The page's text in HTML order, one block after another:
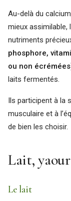
Au-delà du
mieux
nutriments
phosphore,
ou non
laits fermentés.
Ils participent à la
musculaire et à
de bien les choisir.
Lait,
Le lait